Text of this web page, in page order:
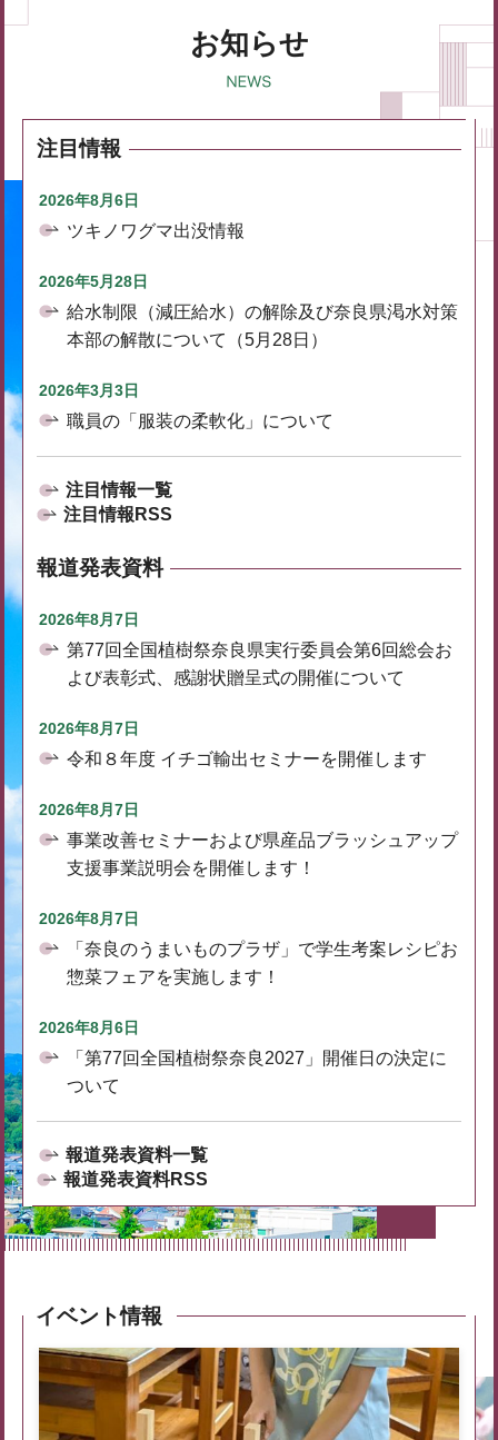
お知らせ
注目情報
2026年8月6日
ツキノワグマ出没情報
2026年5月28日
給水制限（減圧給水）の解除及び奈良県渇水対策
本部の解散について（5月28日）
2026年3月3日
職員の「服装の柔軟化」について
注目情報一覧
注目情報RSS
報道発表資料
2026年8月7日
第77回全国植樹祭奈良県実行委員会第6回総会お
よび表彰式、感謝状贈呈式の開催について
2026年8月7日
令和８年度 イチゴ輸出セミナーを開催します
2026年8月7日
事業改善セミナーおよび県産品ブラッシュアップ
支援事業説明会を開催します！
2026年8月7日
「奈良のうまいものプラザ」で学生考案レシピお
惣菜フェアを実施します！
2026年8月6日
「第77回全国植樹祭奈良2027」開催日の決定に
ついて
報道発表資料一覧
報道発表資料RSS
イベント情報